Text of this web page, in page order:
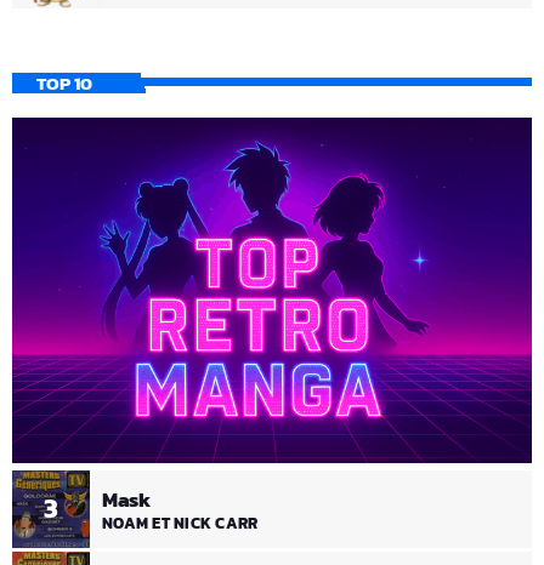
TOP 10
3 Mask
NOAM ET NICK CARR